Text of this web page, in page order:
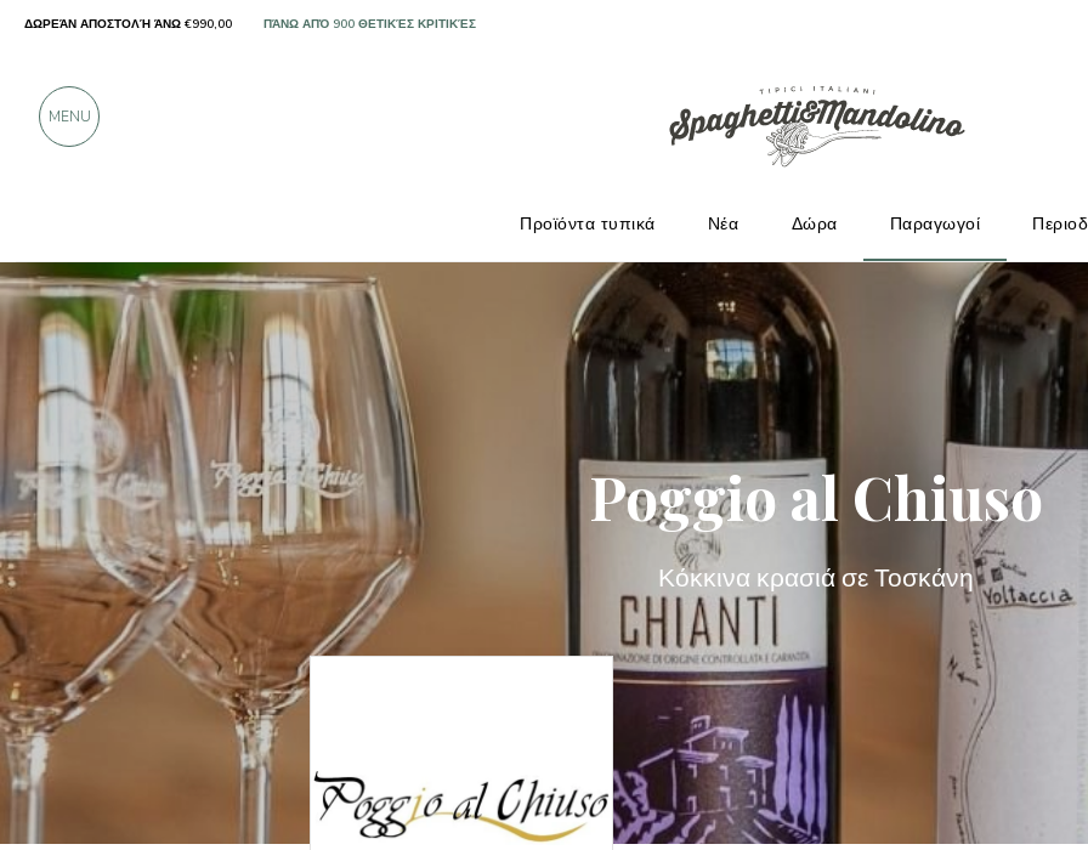
Poggio al Chiuso
Κόκκινα κρασιά σε Τοσκάνη
Παραγωγοί Poggio al Chiuso
ΔΩΡΕΆΝ ΑΠΟΣΤΟΛΉ ΆΝΩ €990,00 ΜΌΝΟ ΠΡΟΪΌΝΤΑ ΑΠΌ ΕΞΑΙΡΕΤΙΚΟΎΣ ΠΑΡΑΓΩΓΟΎΣ
MENU
Προϊόντα τυπικά Νέα Δώρα Παραγωγοί